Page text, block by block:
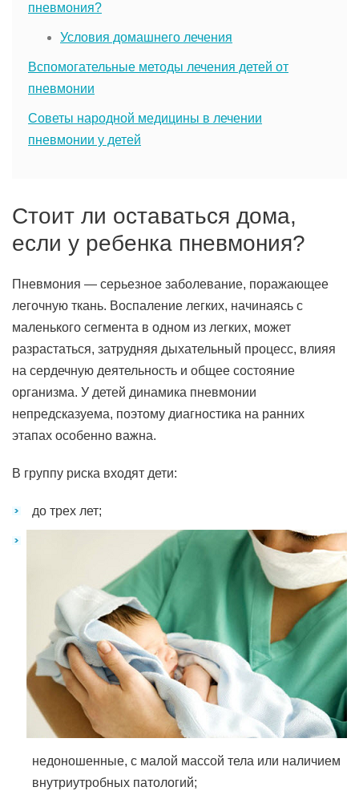
пневмония?
Условия домашнего лечения
Вспомогательные методы лечения детей от
пневмонии
Советы народной медицины в лечении
пневмонии у детей
Стоит ли оставаться дома,
если у ребенка пневмония?
Пневмония — серьезное заболевание, поражающее
легочную ткань. Воспаление легких, начинаясь с
маленького сегмента в одном из легких, может
разрастаться, затрудняя дыхательный процесс, влияя
на сердечную деятельность и общее состояние
организма. У детей динамика пневмонии
непредсказуема, поэтому диагностика на ранних
этапах особенно важна.
В группу риска входят дети:
до трех лет;
недоношенные, с малой массой тела или наличием
внутриутробных патологий;